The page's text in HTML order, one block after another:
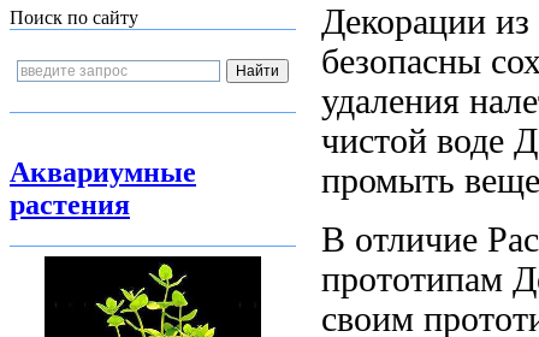
Поиск по сайту
Аквариумные
растения
Декорации из
безопасны
удаления
чистой воде
промыть
В отличие
прототипам
своим